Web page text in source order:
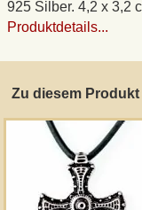
925 Silber. 4,2 x 3,2
Produktdetails...
Zu diesem
Widerrufsrecht
Anfertigung von
Gästebuch